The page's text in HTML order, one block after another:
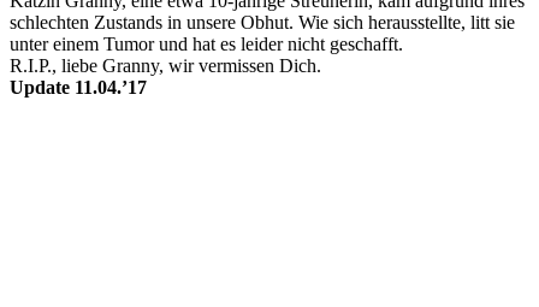
schlech­ten Zu­stands in un­se­re Ob­hut. Wie sich herausstellte, litt sie
unter einem Tumor und hat es leider nicht geschafft.
R.I.P., liebe Granny, wir vermissen Dich.
Update 11.04.’17